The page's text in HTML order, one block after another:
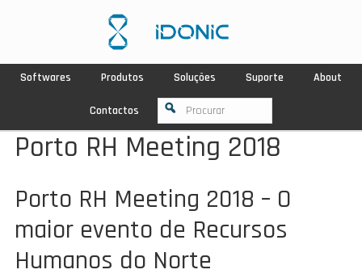
Softwares Produtos Soluções Suporte About
Contactos
Porto RH Meeting 2018
Porto RH Meeting 2018 – O
maior evento de Recursos
Humanos do Norte